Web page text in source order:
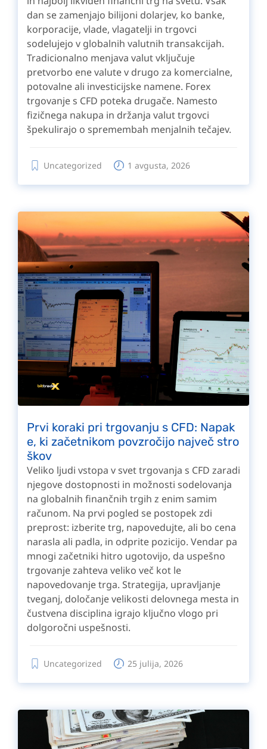
dan se zamenjajo bilijoni dolarjev, ko banke,
korporacije, vlade, vlagatelji in trgovci
sodelujejo v globalnih valutnih transakcijah.
Tradicionalno menjava valut vključuje
pretvorbo ene valute v drugo za komercialne,
potovalne ali investicijske namene. Forex
trgovanje s CFD poteka drugače. Namesto
fizičnega nakupa in držanja valut trgovci
špekulirajo o spremembah menjalnih tečajev.
Uncategorized 1 avgusta, 2026
Prvi koraki pri trgovanju s CFD: Napak
e, ki začetnikom povzročijo največ stro
škov
Veliko ljudi vstopa v svet trgovanja s CFD zaradi
njegove dostopnosti in možnosti sodelovanja
na globalnih finančnih trgih z enim samim
računom. Na prvi pogled se postopek zdi
preprost: izberite trg, napovedujte, ali bo cena
narasla ali padla, in odprite pozicijo. Vendar pa
mnogi začetniki hitro ugotovijo, da uspešno
trgovanje zahteva veliko več kot le
napovedovanje trga. Strategija, upravljanje
tveganj, določanje velikosti delovnega mesta in
čustvena disciplina igrajo ključno vlogo pri
dolgoročni uspešnosti.
Uncategorized 25 julija, 2026